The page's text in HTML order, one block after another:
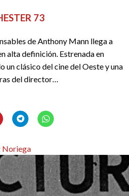
73
de Anthony Mann llega a
alta definición. Estrenada en
un clásico del cine del Oeste y una
del director…
Noriega